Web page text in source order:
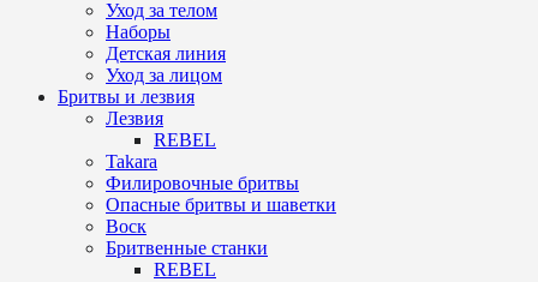
Уход за телом
Наборы
Детская линия
Уход за лицом
Бритвы и лезвия
Лезвия
REBEL
Takara
Филировочные бритвы
Опасные бритвы и шаветки
Воск
Бритвенные станки
REBEL